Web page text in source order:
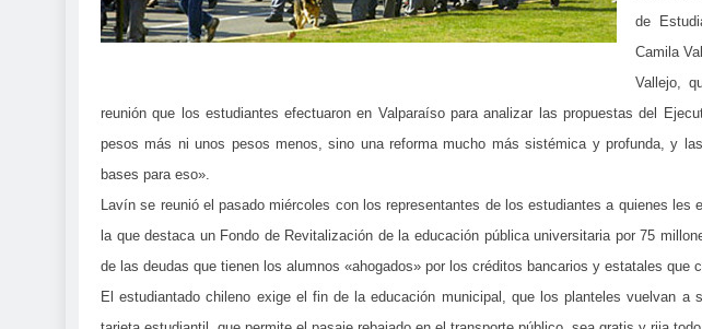
de
Camila
Vallejo,
reunión que los estudiantes efectuaron en Valparaíso para analizar las propuestas del
pesos más ni unos pesos menos, sino una reforma mucho más sistémica y profunda, y
bases para eso».
Lavín se reunió el pasado miércoles con los representantes de los estudiantes a quienes les
la que destaca un Fondo de Revitalización de la educación pública universitaria por 75
de las deudas que tienen los alumnos «ahogados» por los créditos bancarios y estatales que
El estudiantado chileno exige el fin de la educación municipal, que los planteles vuelvan a